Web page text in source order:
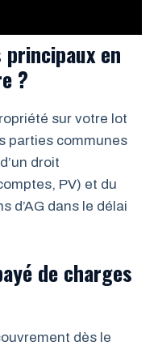
en
?
sur votre lot
parties communes
droit
PV) et du
d’AG dans le délai
de charges
dès le